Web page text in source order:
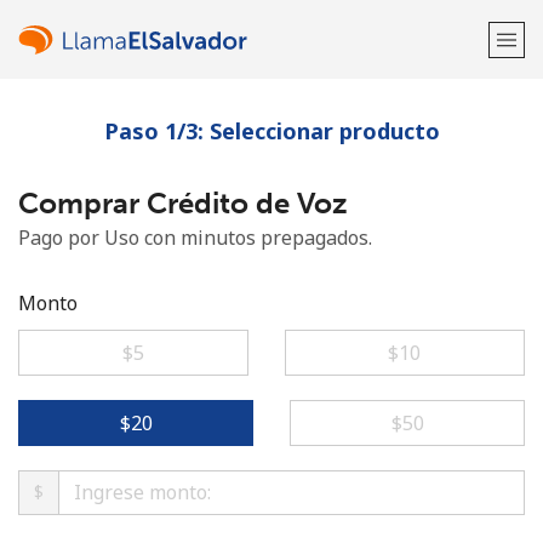
¡Bienvenido!
¿Ya tienes una cuenta?Inicia sesión →
Paso 1/3: Seleccionar producto
Comprar Crédito de Voz
Pago por Uso con minutos prepagados.
Monto
⁦$5⁩
⁦$10⁩
⁦$20⁩ ⁦$50⁩
$